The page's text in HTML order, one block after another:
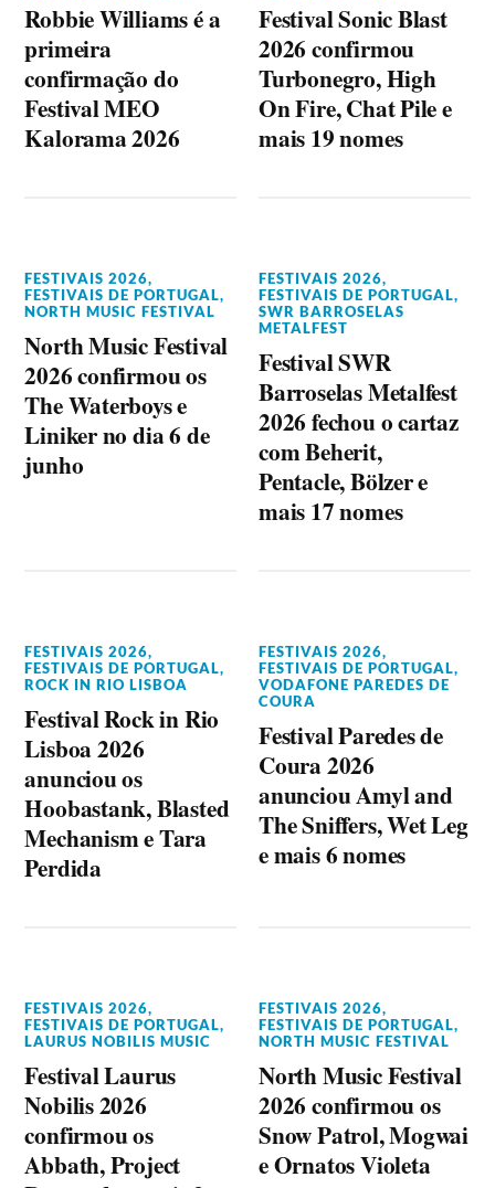
Robbie Williams é a
primeira
confirmação do
Festival MEO
Kalorama 2026
Festival Sonic Blast
2026 confirmou
Turbonegro, High
On Fire, Chat Pile e
mais 19 nomes
FESTIVAIS 2026,
FESTIVAIS DE PORTUGAL,
NORTH MUSIC FESTIVAL
North Music Festival
2026 confirmou os
The Waterboys e
Liniker no dia 6 de
junho
FESTIVAIS 2026,
FESTIVAIS DE PORTUGAL,
SWR BARROSELAS
METALFEST
Festival SWR
Barroselas Metalfest
2026 fechou o cartaz
com Beherit,
Pentacle, Bölzer e
mais 17 nomes
FESTIVAIS 2026,
FESTIVAIS DE PORTUGAL,
ROCK IN RIO LISBOA
Festival Rock in Rio
Lisboa 2026
anunciou os
Hoobastank, Blasted
Mechanism e Tara
Perdida
FESTIVAIS 2026,
FESTIVAIS DE PORTUGAL,
VODAFONE PAREDES DE
COURA
Festival Paredes de
Coura 2026
anunciou Amyl and
The Sniffers, Wet Leg
e mais 6 nomes
FESTIVAIS 2026,
FESTIVAIS DE PORTUGAL,
LAURUS NOBILIS MUSIC
Festival Laurus
Nobilis 2026
confirmou os
Abbath, Project
FESTIVAIS 2026,
FESTIVAIS DE PORTUGAL,
NORTH MUSIC FESTIVAL
North Music Festival
2026 confirmou os
Snow Patrol, Mogwai
e Ornatos Violeta